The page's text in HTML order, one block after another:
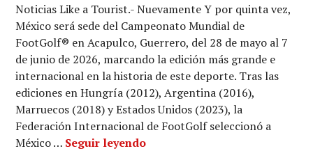
Noticias Like a Tourist.- Nuevamente Y por quinta vez,
México será sede del Campeonato Mundial de
FootGolf® en Acapulco, Guerrero, del 28 de mayo al 7
de junio de 2026, marcando la edición más grande e
internacional en la historia de este deporte. Tras las
ediciones en Hungría (2012), Argentina (2016),
Marruecos (2018) y Estados Unidos (2023), la
Federación Internacional de FootGolf seleccionó a
México … Seguir leyendoAcapulco será sede del